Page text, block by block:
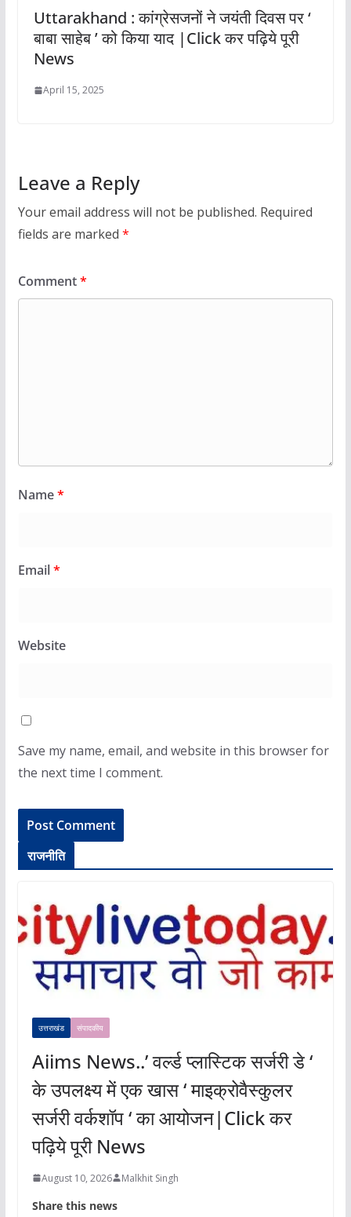
Uttarakhand : कांग्रेसजनों ने जयंती दिवस पर ‘
बाबा साहेब ’ को किया याद |Click कर पढ़िये पूरी
News
April 15, 2025
Leave a Reply
Your email address will not be published. Required
fields are marked *
Comment*
Name*
Email*
Website
Save my name, email, and website in this browser for
the next time I comment.
राजनीति
उत्तराखंड संपादकीय
Aiims News..’ वर्ल्ड प्लास्टिक सर्जरी डे ‘
के उपलक्ष्य में एक खास ‘ माइक्रोवैस्कुलर
सर्जरी वर्कशॉप ‘ का आयोजन|Click कर
पढ़िये पूरी News
August 10, 2026 Malkhit Singh
Share this news